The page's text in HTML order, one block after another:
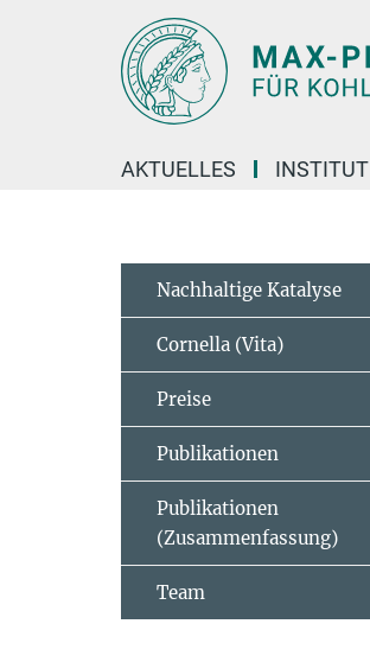
AKTUELLES INSTITUT
Nachhaltige Katalyse
Cornella (Vita)
Preise
Publikationen
Publikationen
(Zusammenfassung)
Team